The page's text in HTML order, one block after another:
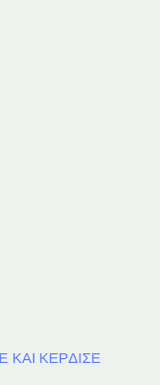
ΚΕΡΔΙΣΕ